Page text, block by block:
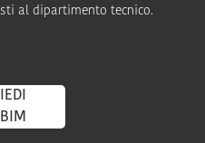
al dipartimento tecnico.